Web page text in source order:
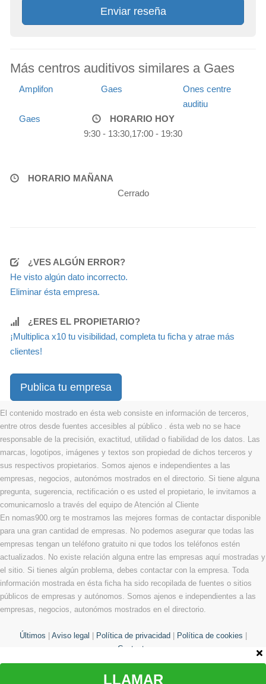
Enviar reseña
Más centros auditivos similares a Gaes
Amplifon Gaes
Ones centre
auditiu
Gaes
HORARIO HOY
9:30 - 13:30,17:00 - 19:30
HORARIO MAÑANA
Cerrado
¿VES ALGÚN ERROR?
He visto algún dato incorrecto.
Eliminar ésta empresa.
¿ERES EL PROPIETARIO?
¡Multiplica x10 tu visibilidad, completa tu ficha y atrae más
clientes!
Publica tu empresa
El contenido mostrado en ésta web consiste en información de terceros,
entre otros desde fuentes accesibles al público . ésta web no se hace
responsable de la precisión, exactitud, utilidad o fiabilidad de los datos. Las
marcas, logotipos, imágenes y textos son propiedad de dichos terceros y
sus respectivos propietarios. Somos ajenos e independientes a las
empresas, negocios, autonómos mostrados en el directorio. Si tiene alguna
pregunta, sugerencia, rectificación o es usted el propietario, le invitamos a
comunicarnoslo a través del equipo de Atención al Cliente
En nomas900.org te mostramos las mejores formas de contactar disponible
para una gran cantidad de empresas. No podemos asegurar que todas las
empresas tengan un teléfono gratuito ni que todos los teléfonos estén
actualizados. No existe relación alguna entre las empresas aquí mostradas y
el sitio. Si tienes algún problema, debes contactar con la empresa. Toda
información mostrada en ésta ficha ha sido recopilada de fuentes o sitios
públicos de empresas y autónomos. Somos ajenos e independientes a las
empresas, negocios, autonómos mostrados en el directorio.
Últimos Aviso legal Política de privacidad Política de cookies
Contacto
LLAMAR